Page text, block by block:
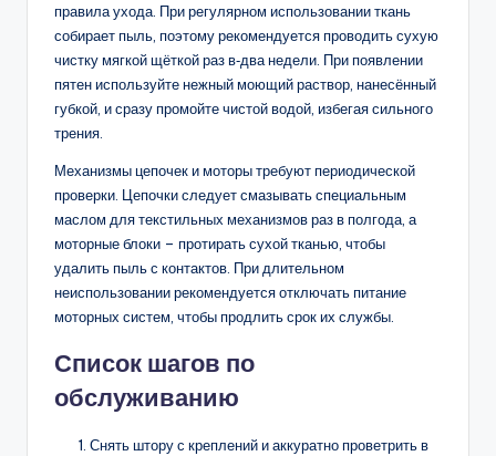
правила ухода. При регулярном использовании ткань
собирает пыль, поэтому рекомендуется проводить сухую
чистку мягкой щёткой раз в‑два недели. При появлении
пятен используйте нежный моющий раствор, нанесённый
губкой, и сразу промойте чистой водой, избегая сильного
трения.
Механизмы цепочек и моторы требуют периодической
проверки. Цепочки следует смазывать специальным
маслом для текстильных механизмов раз в полгода, а
моторные блоки – протирать сухой тканью, чтобы
удалить пыль с контактов. При длительном
неиспользовании рекомендуется отключать питание
моторных систем, чтобы продлить срок их службы.
Список шагов по
обслуживанию
Снять штору с креплений и аккуратно проветрить в